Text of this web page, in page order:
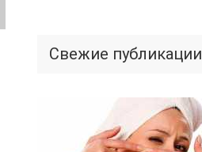
Свежие публикации